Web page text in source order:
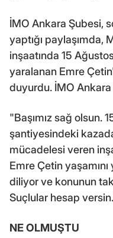
İMO Ankara Şubesi,
yaptığı paylaşımda,
inşaatında 15
yaralanan Emre
duyurdu. İMO Ankara
"Başımız sağ olsun.
şantiyesindeki
mücadelesi veren
Emre Çetin yaşamını
diliyor ve konunun
Suçlular hesap
NE OLMUŞTU